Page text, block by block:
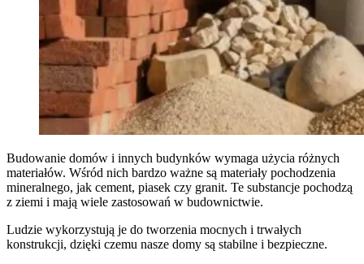
Budowanie domów i innych budynków wymaga użycia różnych
materiałów. Wśród nich bardzo ważne są materiały pochodzenia
mineralnego, jak cement, piasek czy granit. Te substancje pochodzą
z ziemi i mają wiele zastosowań w budownictwie.
Ludzie wykorzystują je do tworzenia mocnych i trwałych
konstrukcji, dzięki czemu nasze domy są stabilne i bezpieczne.